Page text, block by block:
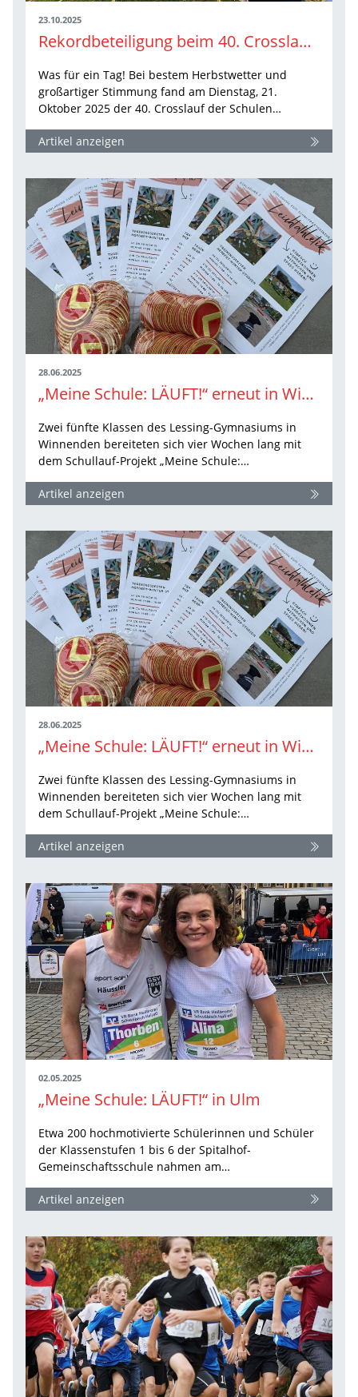
23.10.2025
Rekordbeteiligung beim 40. Crosslauf der Schulen am Firstwald
Was für ein Tag! Bei bestem Herbstwetter und
großartiger Stimmung fand am Dienstag, 21.
Oktober 2025 der 40. Crosslauf der Schulen…
Artikel anzeigen
28.06.2025
„Meine Schule: LÄUFT!“ erneut in Winnenden
Zwei fünfte Klassen des Lessing-Gymnasiums in
Winnenden bereiteten sich vier Wochen lang mit
dem Schullauf-Projekt „Meine Schule:…
Artikel anzeigen
28.06.2025
„Meine Schule: LÄUFT!“ erneut in Winnenden
Zwei fünfte Klassen des Lessing-Gymnasiums in
Winnenden bereiteten sich vier Wochen lang mit
dem Schullauf-Projekt „Meine Schule:…
Artikel anzeigen
02.05.2025
„Meine Schule: LÄUFT!“ in Ulm
Etwa 200 hochmotivierte Schülerinnen und Schüler
der Klassenstufen 1 bis 6 der Spitalhof-
Gemeinschaftsschule nahmen am…
Artikel anzeigen